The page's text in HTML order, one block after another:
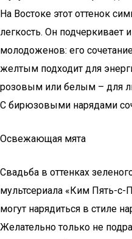
На Востоке этот оттенок
легкость. Он подчеркивает
молодоженов: его
желтым подходит для
розовым или белым – для
С бирюзовыми нарядами
Освежающая мята
Свадьба в оттенках
мультсериала «Ким Пять-
могут нарядиться в стиле
Желательно только не